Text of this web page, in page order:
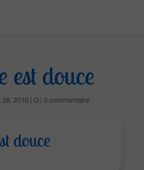
est douce
28, 2016 | Q| 0 commentaire
douce